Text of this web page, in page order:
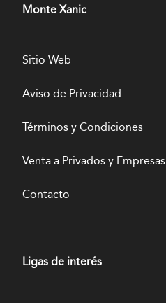
Monte Xanic
Sitio Web
Aviso de Privacidad
Términos y Condiciones
Venta a Privados y Empresas
Contacto
Ligas de interés